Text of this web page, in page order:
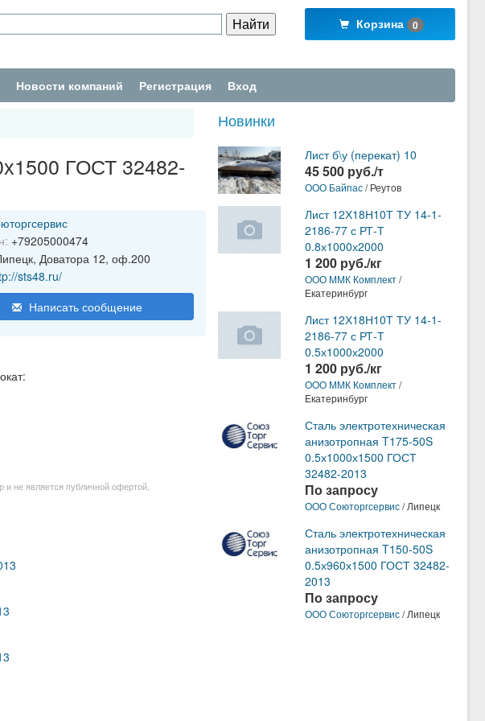
Корзина 0
Новости компаний Регистрация Вход
ГОСТ 32482-
+79205000474
Доватора 12, оф.200
sts48.ru/
Написать сообщение
и не является публичной офертой,
Новинки
Лист б\у (перекат) 10
45 500 руб./т
ООО Байпас/ Реутов
Лист 12Х18Н10Т ТУ 14-1-
2186-77 с РТ-Т
0.8х1000х2000
1 200 руб./кг
ООО ММК Комплект/
Екатеринбург
Лист 12Х18Н10Т ТУ 14-1-
2186-77 с РТ-Т
0.5х1000х2000
1 200 руб./кг
ООО ММК Комплект/
Екатеринбург
Сталь электротехническая
анизотропная T175-50S
0.5х1000х1500 ГОСТ
32482-2013
По запросу
ООО Союторгсервис/ Липецк
Сталь электротехническая
анизотропная T150-50S
0.5х960х1500 ГОСТ 32482-
2013
По запросу
ООО Союторгсервис/ Липецк